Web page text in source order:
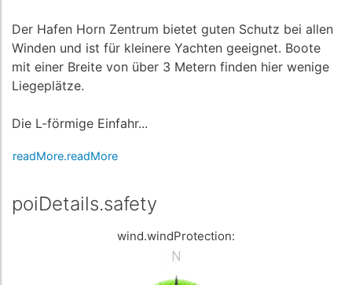
Der Hafen Horn Zentrum bietet guten Schutz bei allen
Winden und ist für kleinere Yachten geeignet. Boote
mit einer Breite von über 3 Metern finden hier wenige
Liegeplätze.
Die L-förmige Einfahr...
readMore.readMore
poiDetails.safety
wind.windProtection: